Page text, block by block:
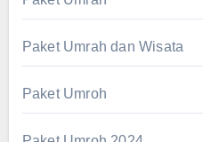
Paket Umrah dan Wisata
Paket Umroh